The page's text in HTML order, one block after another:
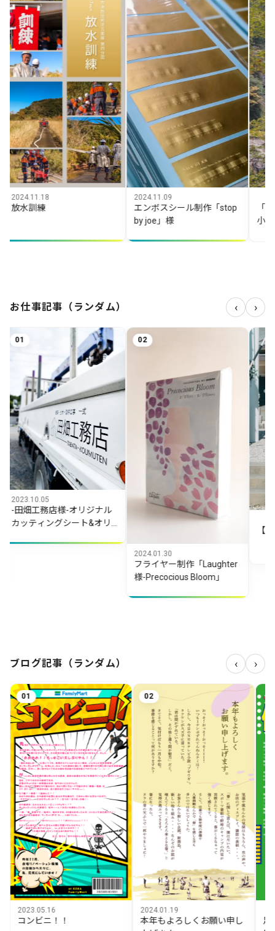
練
2024.11.09
エンボスシール制作「stop
by joe」様
「大杉谷渓
お仕事記事（ランダム） ‹ ›
務店様-オリジナル
ィングシート&オリ
02
2024.01.30
フライヤー制作「Laughter
様-Precocious Bloom」
【写真撮影
ブログ記事（ランダム） ‹ ›
ニ！！
02
本年もよろしくお願い申し
足指ポキポ